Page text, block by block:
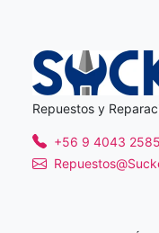
Repuestos y
+56 9 4043 2585